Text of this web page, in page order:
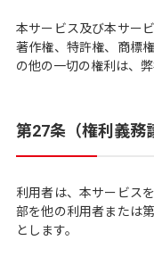
本サービス及び本サー
著作権、特許権、商標
の他の一切の権利は、弊
第27条（権利義務
利用者は、本サービス
部を他の利用者または
とします。